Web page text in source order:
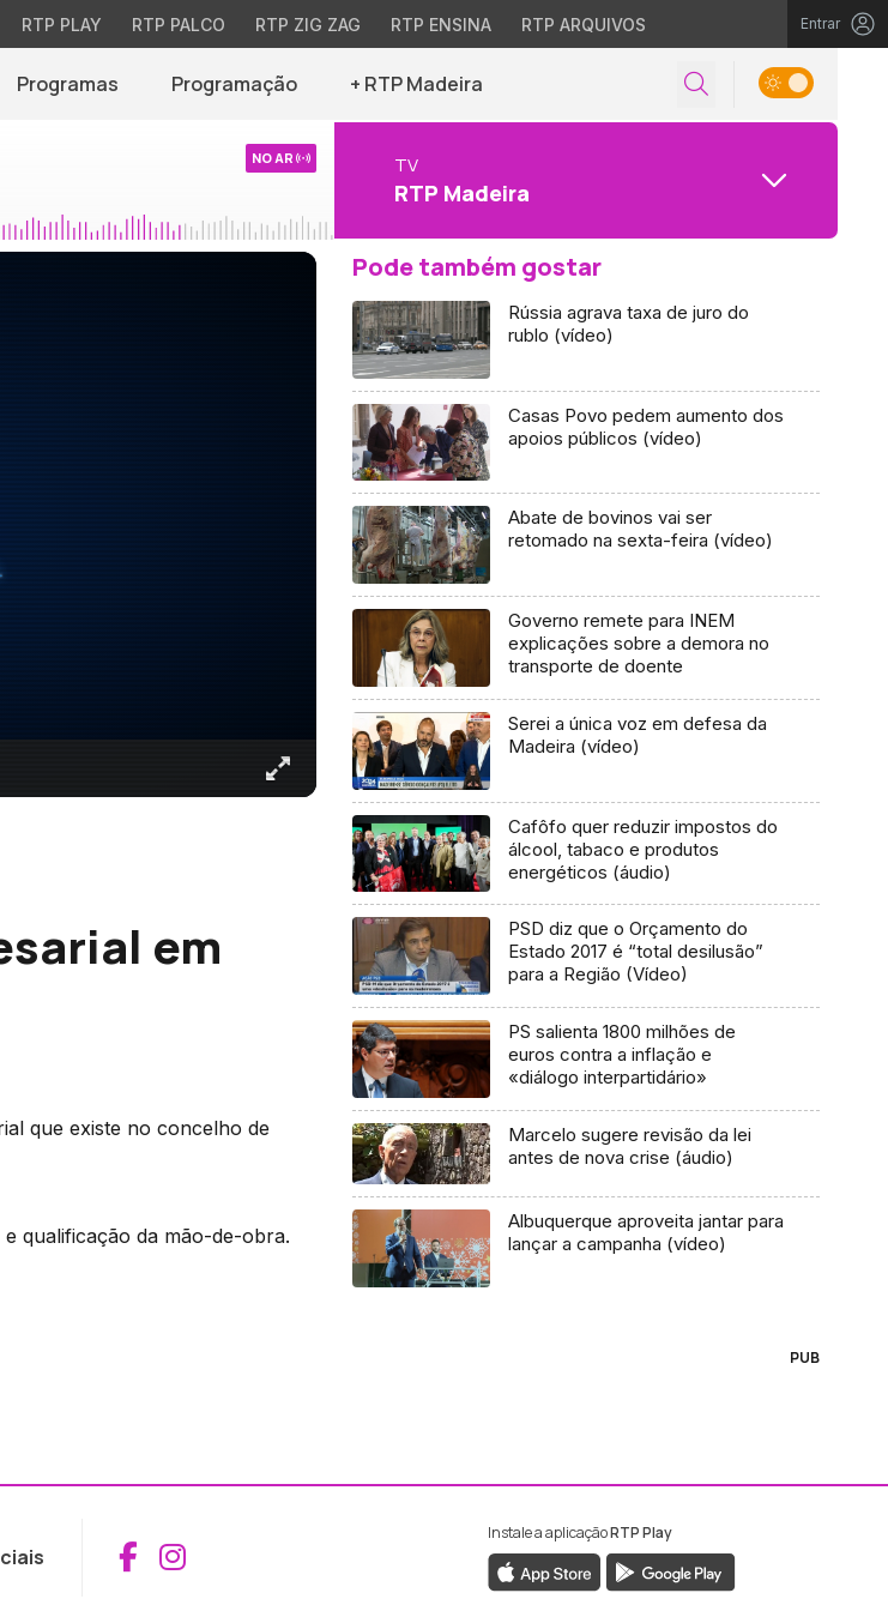
RTP PLAY RTP PALCO RTP ZIG ZAG RTP ENSINA RTP ARQUIVOS Entrar
Programas Programação + RTP Madeira
NO AR TV
RTP Madeira
em
que existe no concelho de
qualificação da mão-de-obra.
Pode também gostar
Rússia agrava taxa de juro do
rublo (vídeo)
Casas Povo pedem aumento dos
apoios públicos (vídeo)
Abate de bovinos vai ser
retomado na sexta-feira (vídeo)
Governo remete para INEM
explicações sobre a demora no
transporte de doente
Serei a única voz em defesa da
Madeira (vídeo)
Cafôfo quer reduzir impostos do
álcool, tabaco e produtos
energéticos (áudio)
PSD diz que o Orçamento do
Estado 2017 é “total desilusão”
para a Região (Vídeo)
PS salienta 1800 milhões de
euros contra a inflação e
«diálogo interpartidário»
Marcelo sugere revisão da lei
antes de nova crise (áudio)
Albuquerque aproveita jantar para
lançar a campanha (vídeo)
PUB
Aceder ao Facebook da RTP Madeira
Aceder ao Instagram da RTP Madeira
Instale a aplicaçãoRTP Play